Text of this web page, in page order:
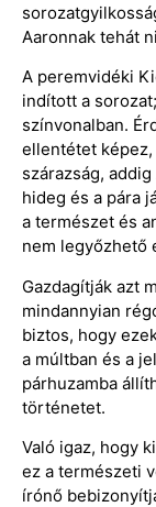
Aaronnak tehát
A peremvidéki
indított a
színvonalban.
ellentétet képez,
szárazság,
hideg és a pára
a természet és
nem legyőzhető
Gazdagítják azt
mindannyian
biztos, hogy
a múltban és a
párhuzamba
történetet.
Való igaz, hogy
ez a természeti
írónő